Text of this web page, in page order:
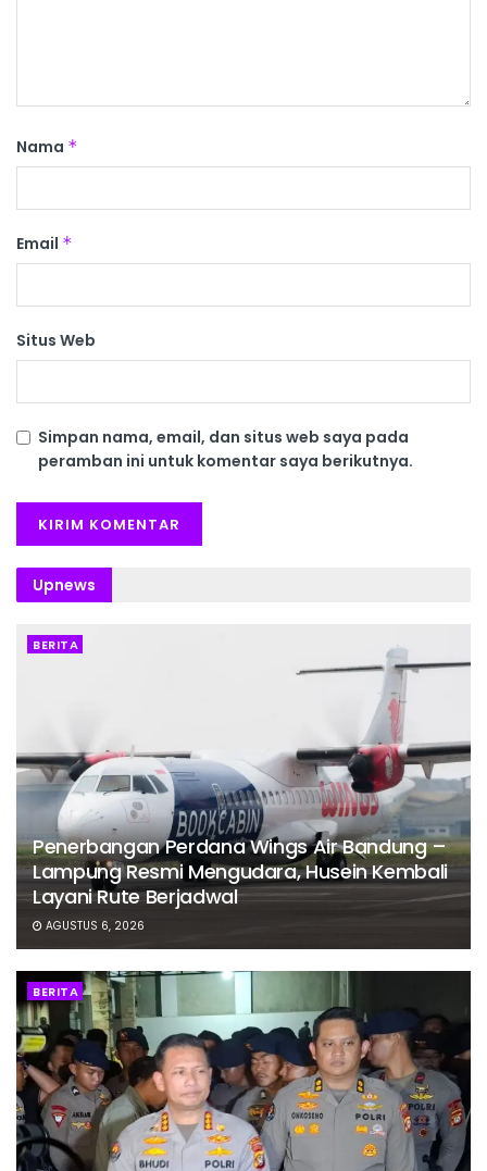
Nama *
Email *
Situs Web
Simpan nama, email, dan situs web saya pada
peramban ini untuk komentar saya berikutnya.
Upnews
BERITA
Penerbangan Perdana Wings Air Bandung –
Lampung Resmi Mengudara, Husein Kembali
Layani Rute Berjadwal
AGUSTUS 6, 2026
BERITA